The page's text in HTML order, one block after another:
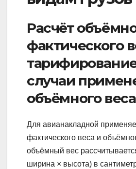
Расчёт
фактического
случаи
объёмного веса
Для авианакладной
фактического веса и
объёмный вес
ширина × высота) в